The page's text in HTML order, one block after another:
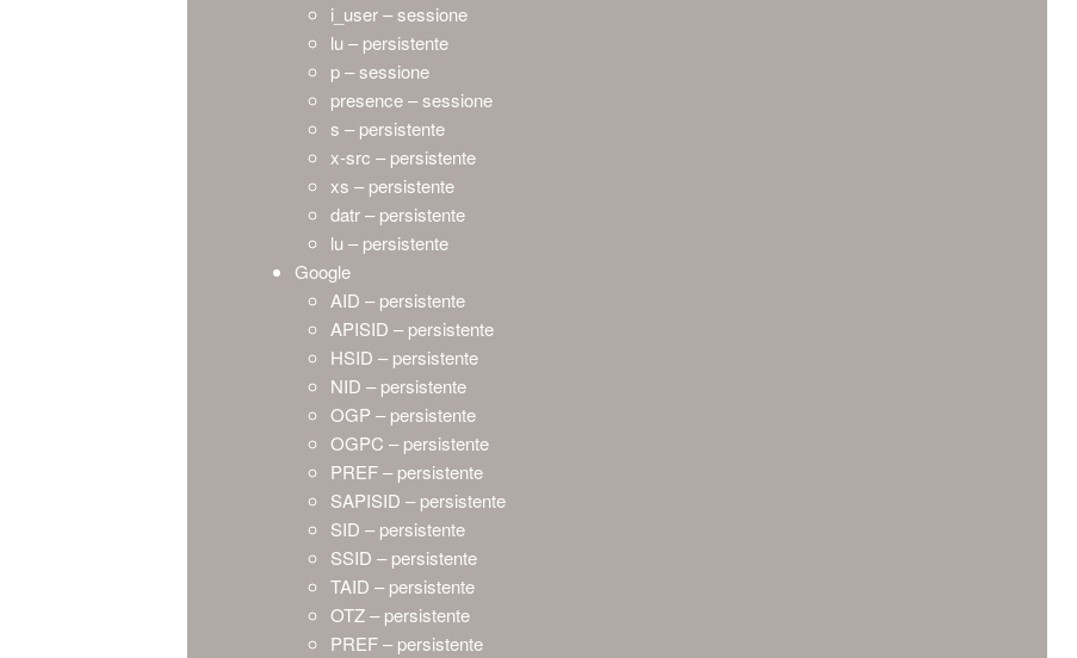
i_user – sessione
lu – persistente
p – sessione
presence – sessione
s – persistente
x-src – persistente
xs – persistente
datr – persistente
lu – persistente
Google
AID – persistente
APISID – persistente
HSID – persistente
NID – persistente
OGP – persistente
OGPC – persistente
PREF – persistente
SAPISID – persistente
SID – persistente
SSID – persistente
TAID – persistente
OTZ – persistente
PREF – persistente